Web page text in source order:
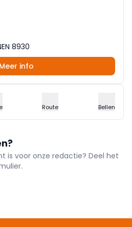
8930
Meer info
Route Bellen
is voor onze redactie? Deel het